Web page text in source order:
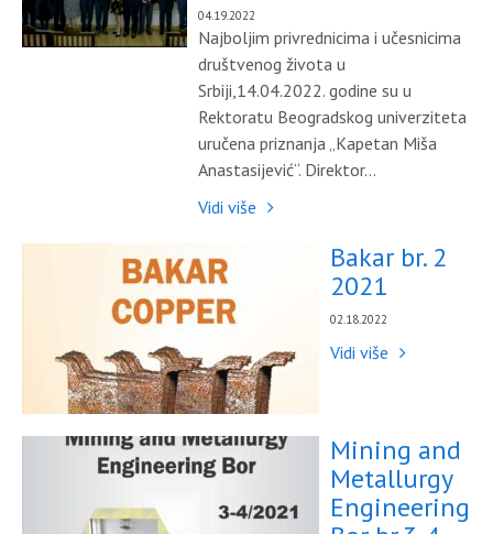
04.19.2022
Najboljim privrednicima i učesnicima
društvenog života u
Srbiji,14.04.2022. godine su u
Rektoratu Beogradskog univerziteta
uručena priznanja „Kapetan Miša
Anastasijević“. Direktor...
Vidi više
Bakar br. 2
2021
02.18.2022
Vidi više
Mining and
Metallurgy
Engineering